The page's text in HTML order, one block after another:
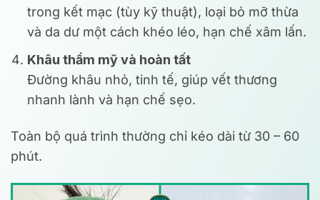
trong kết mạc (tùy kỹ thuật), loại bỏ mỡ thừa
và da dư một cách khéo léo, hạn chế xâm lấn.
Khâu thẩm mỹ và hoàn tất
Đường khâu nhỏ, tinh tế, giúp vết thương
nhanh lành và hạn chế sẹo.
Toàn bộ quá trình thường chỉ kéo dài từ 30 – 60
phút.